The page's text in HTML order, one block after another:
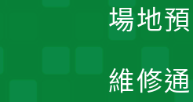
場地
維修